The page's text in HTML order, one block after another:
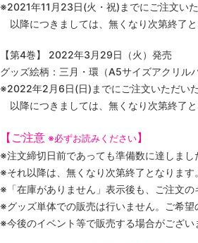
※2021年11月23日(火・祝)までにご注文い
以降につきましては、無くなり次第終了と
【第4巻】 2022年3月29日（火）発売
グッズ絵柄：三月・環（A5サイズアクリル
※2022年2月6日(日)までにご注文いただい
以降につきましては、無くなり次第終了と
【ご注意 ※必ずお読みください】
※注文締切日前であっても準備数に達しまし
※それ以降は、無くなり次第終了となります
※「在庫がありません」表示後も、ご注文
※グッズ単体での販売は行いません。ご希
※今後のイベント等で販売する場合がござい